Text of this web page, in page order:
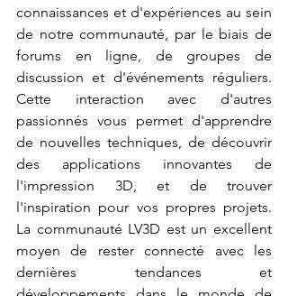
connaissances et d'expériences au sein
de notre communauté, par le biais de
forums en ligne, de groupes de
discussion et d'événements réguliers.
Cette interaction avec d'autres
passionnés vous permet d'apprendre
de nouvelles techniques, de découvrir
des applications innovantes de
l'impression 3D, et de trouver
l'inspiration pour vos propres projets.
La communauté LV3D est un excellent
moyen de rester connecté avec les
dernières tendances et